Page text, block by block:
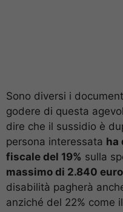
Sono diversi i
godere di questa
dire che il sussidio è
persona interessata ha
fiscale del 19% sulla
massimo di 2.840 euro
disabilità pagherà
anziché del 22% come